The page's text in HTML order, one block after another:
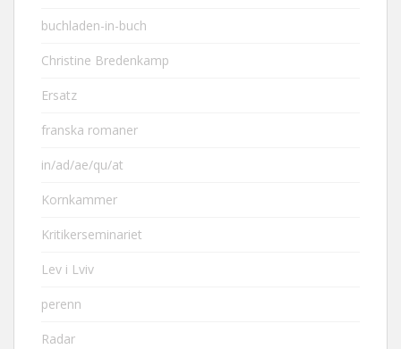
buchladen-in-buch
Christine Bredenkamp
Ersatz
franska romaner
in/ad/ae/qu/at
Kornkammer
Kritikerseminariet
Lev i Lviv
perenn
Radar